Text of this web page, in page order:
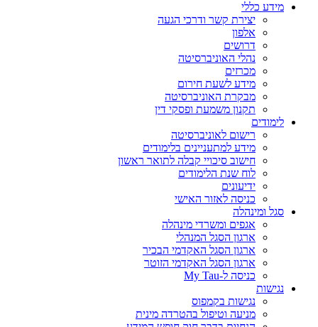
מידע כללי
יצירת קשר ודרכי הגעה
אלפון
דרושים
נהלי האוניברסיטה
מכרזים
מידע לשעת חירום
מבקרת האוניברסיטה
תקנון משמעת ופסקי דין
לימודים
רישום לאוניברסיטה
מידע למתעניינים בלימודים
חישוב סיכויי קבלה לתואר ראשון
לוח שנת הלימודים
ידיעונים
כניסה לאזור האישי
סגל ומינהלה
אגפים ומשרדי מינהלה
ארגון הסגל המנהלי
ארגון הסגל האקדמי הבכיר
ארגון הסגל האקדמי הזוטר
כניסה ל-My Tau
נגישות
נגישות בקמפוס
מניעה וטיפול בהטרדה מינית